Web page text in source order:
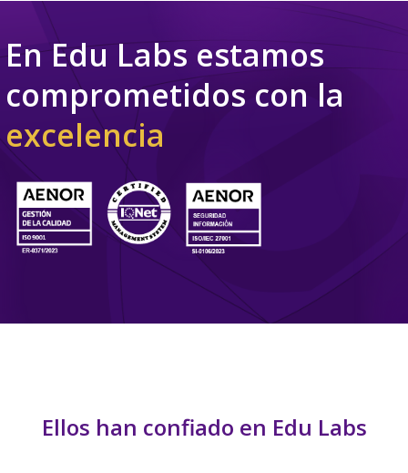
En Edu Labs estamos
comprometidos con la
excelencia
Ellos han confiado en Edu Labs